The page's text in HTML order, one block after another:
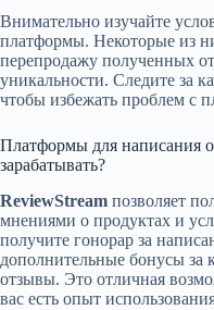
Внимательно изучайте
платформы. Некоторые из
перепродажу полученных
уникальности. Следите за
чтобы избежать проблем с
Платформы для написания
зарабатывать?
ReviewStream позволяет
мнениями о продуктах и
получите гонорар за
дополнительные бонусы за
отзывы. Это отличная
вас есть опыт